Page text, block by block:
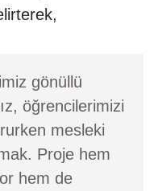
gönüllü
öğrencilerimizi
mesleki
Proje hem
hem de